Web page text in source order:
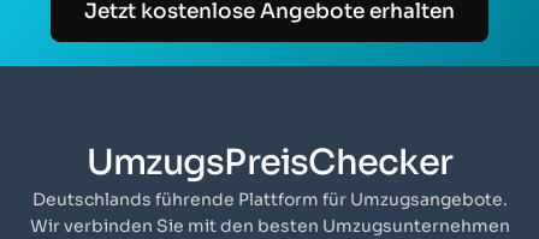
Jetzt kostenlose Angebote erhalten
UmzugsPreisChecker
Deutschlands führende Plattform für Umzugsangebote.
Wir verbinden Sie mit den besten Umzugsunternehmen